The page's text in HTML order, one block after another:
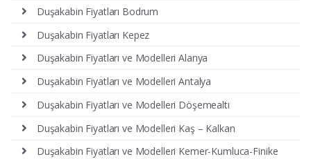
Duşakabin Fiyatları Bodrum
Duşakabin Fiyatları Kepez
Duşakabin Fiyatları ve Modelleri Alanya
Duşakabin Fiyatları ve Modelleri Antalya
Duşakabin Fiyatları ve Modelleri Döşemealtı
Duşakabin Fiyatları ve Modelleri Kaş – Kalkan
Duşakabin Fiyatları ve Modelleri Kemer-Kumluca-Finike